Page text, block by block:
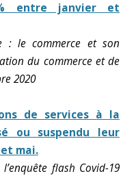
entre janvier et
: le commerce et son
du commerce et de
2020
de services à la
ou suspendu leur
mai.
flash Covid-19